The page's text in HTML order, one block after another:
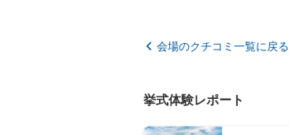
会場のクチコミ一覧に戻る
挙式体験レポート